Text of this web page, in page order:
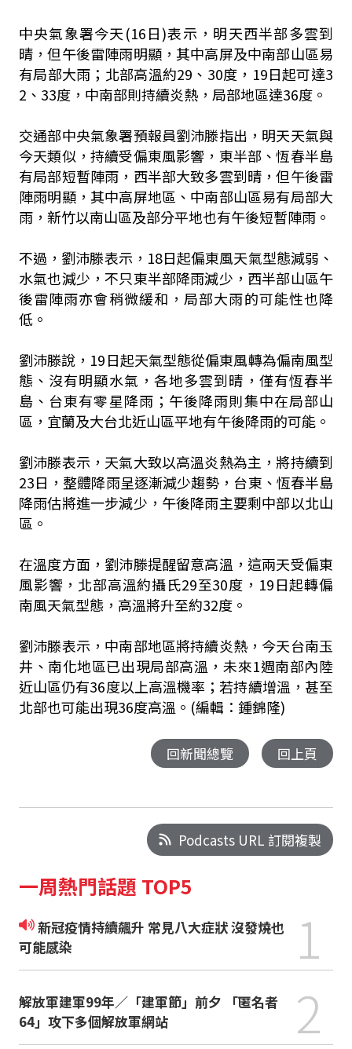
中央氣象署今天(16日)表示，明天西半部多雲到
晴，但午後雷陣雨明顯，其中高屏及中南部山區易
有局部大雨；北部高溫約29、30度，19日起可達3
2、33度，中南部則持續炎熱，局部地區達36度。
交通部中央氣象署預報員劉沛滕指出，明天天氣與
今天類似，持續受偏東風影響，東半部、恆春半島
有局部短暫陣雨，西半部大致多雲到晴，但午後雷
陣雨明顯，其中高屏地區、中南部山區易有局部大
雨，新竹以南山區及部分平地也有午後短暫陣雨。
不過，劉沛滕表示，18日起偏東風天氣型態減弱、
水氣也減少，不只東半部降雨減少，西半部山區午
後雷陣雨亦會稍微緩和，局部大雨的可能性也降
低。
劉沛滕說，19日起天氣型態從偏東風轉為偏南風型
態、沒有明顯水氣，各地多雲到晴，僅有恆春半
島、台東有零星降雨；午後降雨則集中在局部山
區，宜蘭及大台北近山區平地有午後降雨的可能。
劉沛滕表示，天氣大致以高溫炎熱為主，將持續到
23日，整體降雨呈逐漸減少趨勢，台東、恆春半島
降雨估將進一步減少，午後降雨主要剩中部以北山
區。
在溫度方面，劉沛滕提醒留意高溫，這兩天受偏東
風影響，北部高溫約攝氏29至30度，19日起轉偏
南風天氣型態，高溫將升至約32度。
劉沛滕表示，中南部地區將持續炎熱，今天台南玉
井、南化地區已出現局部高溫，未來1週南部內陸
近山區仍有36度以上高溫機率；若持續增溫，甚至
北部也可能出現36度高溫。(編輯：鍾錦隆)
回新聞總覽 回上頁
Podcasts URL 訂閱複製
一周熱門話題 TOP5
新冠疫情持續飆升 常見八大症狀 沒發燒也
可能感染
1
解放軍建軍99年／「建軍節」前夕 「匿名者
64」攻下多個解放軍網站
2